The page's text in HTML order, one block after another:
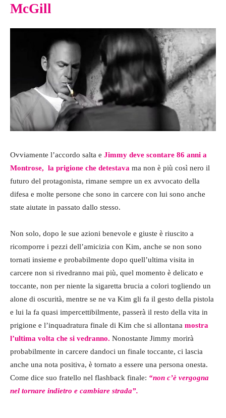
McGill
Ovviamente l’accordo salta e Jimmy deve scontare 86 anni a
Montrose, la prigione che detestava ma non è più così nero il
futuro del protagonista, rimane sempre un ex avvocato della
difesa e molte persone che sono in carcere con lui sono anche
state aiutate in passato dallo stesso.
Non solo, dopo le sue azioni benevole e giuste è riuscito a
ricomporre i pezzi dell’amicizia con Kim, anche se non sono
tornati insieme e probabilmente dopo quell’ultima visita in
carcere non si rivedranno mai più, quel momento è delicato e
toccante, non per niente la sigaretta brucia a colori togliendo un
alone di oscurità, mentre se ne va Kim gli fa il gesto della pistola
e lui la fa quasi impercettibilmente, passerà il resto della vita in
prigione e l’inquadratura finale di Kim che si allontana mostra
l’ultima volta che si vedranno. Nonostante Jimmy morirà
probabilmente in carcere dandoci un finale toccante, ci lascia
anche una nota positiva, è tornato a essere una persona onesta.
Come dice suo fratello nel flashback finale: “non c’è vergogna
nel tornare indietro e cambiare strada”.